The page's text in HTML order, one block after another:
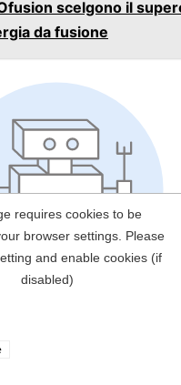
scelgono il
da fusione